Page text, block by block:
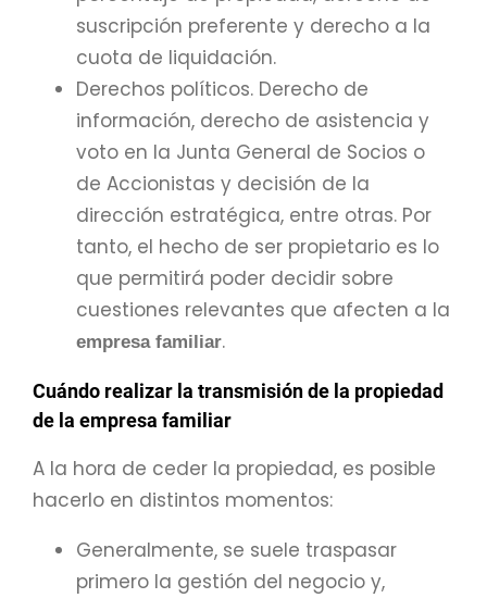
suscripción preferente y derecho a la
cuota de liquidación.
Derechos políticos. Derecho de
información, derecho de asistencia y
voto en la Junta General de Socios o
de Accionistas y decisión de la
dirección estratégica, entre otras. Por
tanto, el hecho de ser propietario es lo
que permitirá poder decidir sobre
cuestiones relevantes que afecten a la
empresa familiar.
Cuándo realizar la transmisión de la propiedad
de la empresa familiar
A la hora de ceder la propiedad, es posible
hacerlo en distintos momentos:
Generalmente, se suele traspasar
primero la gestión del negocio y,